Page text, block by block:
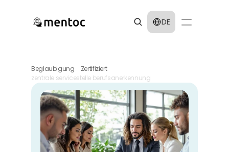
Select Language
DE
Beglaubigung
Zertifiziert
zentrale servicestelle berufsanerkennung